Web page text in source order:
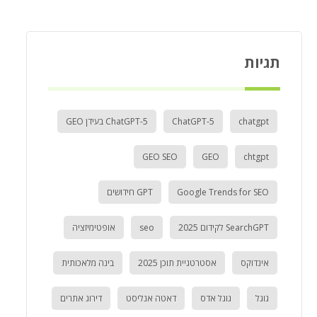
תגיות
chatgpt
ChatGPT-5 ChatGPT-5 בעידן GEO
chtgpt
GEO
GEO SEO
Google Trends for SEO GPT חידושים
SearchGPT לקידום 2025 seo אופטימיזציה
אינדוקס אסטרטגיית תוכן 2025 בינה מלאכותית
גוגל גוגל אדס דאטה אנליסט דירוג אתרים